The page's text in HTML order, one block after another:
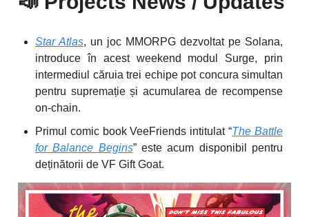
Star Atlas, un joc MMORPG dezvoltat pe Solana,
introduce în acest weekend modul Surge, prin
intermediul căruia trei echipe pot concura simultan
pentru supremație și acumularea de recompense
on-chain.
Primul comic book VeeFriends intitulat “The Battle
for Balance Begins” este acum disponibil pentru
deținătorii de VF Gift Goat.